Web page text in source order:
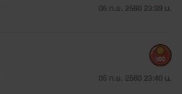
05 ก.ย. 2560 23:39 น.
05 ก.ย. 2560 23:40 น.
300